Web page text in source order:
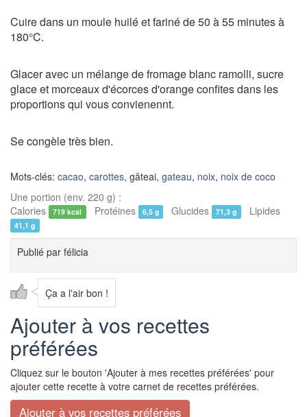
Cuire dans un moule huilé et fariné de 50 à 55 minutes à
180°C.
Glacer avec un mélange de fromage blanc ramolli, sucre
glace et morceaux d'écorces d'orange confites dans les
proportions qui vous convienennt.
Se congèle très bien.
Mots-clés: cacao, carottes, gâteai, gateau, noix, noix de coco
Une portion (env. 220 g) :
Calories
719 kcal Protéines 6,5 g Glucides 71,3 g Lipides
41,1 g
Publié par félicia
Ça a l'air bon !
Ajouter à vos recettes
préférées
Cliquez sur le bouton 'Ajouter à mes recettes préférées' pour
ajouter cette recette à votre carnet de recettes préférées.